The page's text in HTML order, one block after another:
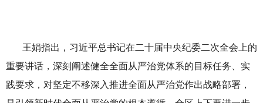
王娟指出，习近平总书记在二十届中央纪委二次全会上的
重要讲话，深刻阐述健全全面从严治党体系的目标任务、实
践要求，对坚定不移深入推进全面从严治党作出战略部署，